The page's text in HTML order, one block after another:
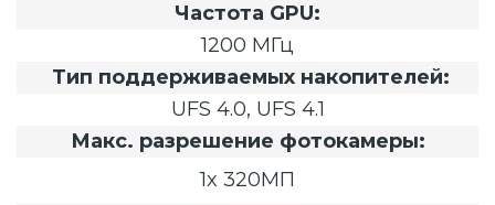
Частота GPU:
1200 МГц
Тип поддерживаемых накопителей:
UFS 4.0, UFS 4.1
Макс. разрешение фотокамеры:
1x 320МП